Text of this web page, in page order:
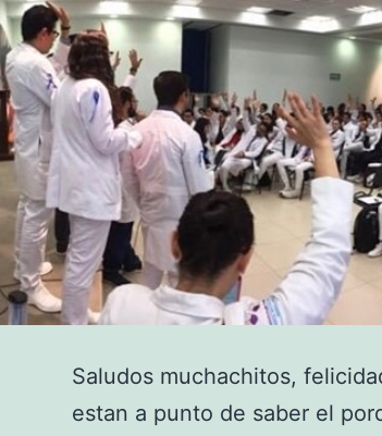
Saludos muchachitos,
estan a punto de saber el